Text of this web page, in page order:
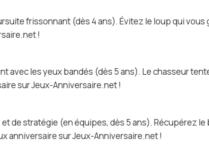
frissonnant (dès 4 ans). Évitez le loup qui
!
avec les yeux bandés (dès 5 ans). Le chasseur
sur Jeux-Anniversaire.net !
de stratégie (en équipes, dès 5 ans). Récupérez
anniversaire sur Jeux-Anniversaire.net !